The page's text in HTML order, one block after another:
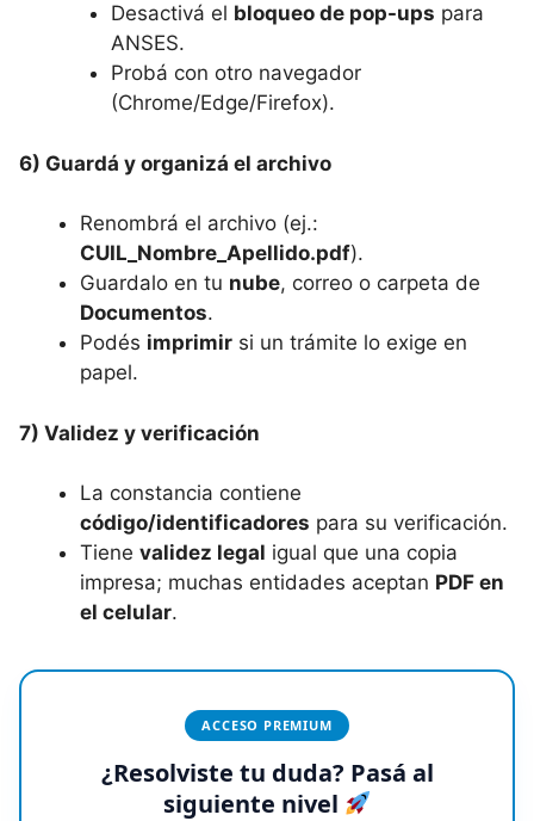
Desactivá el bloqueo de pop-ups para
ANSES.
Probá con otro navegador
(Chrome/Edge/Firefox).
6) Guardá y organizá el archivo
Renombrá el archivo (ej.:
CUIL_Nombre_Apellido.pdf).
Guardalo en tu nube, correo o carpeta de
Documentos.
Podés imprimir si un trámite lo exige en
papel.
7) Validez y verificación
La constancia contiene
código/identificadores para su verificación.
Tiene validez legal igual que una copia
impresa; muchas entidades aceptan PDF en
el celular.
ACCESO PREMIUM
¿Resolviste tu duda? Pasá al
siguiente nivel